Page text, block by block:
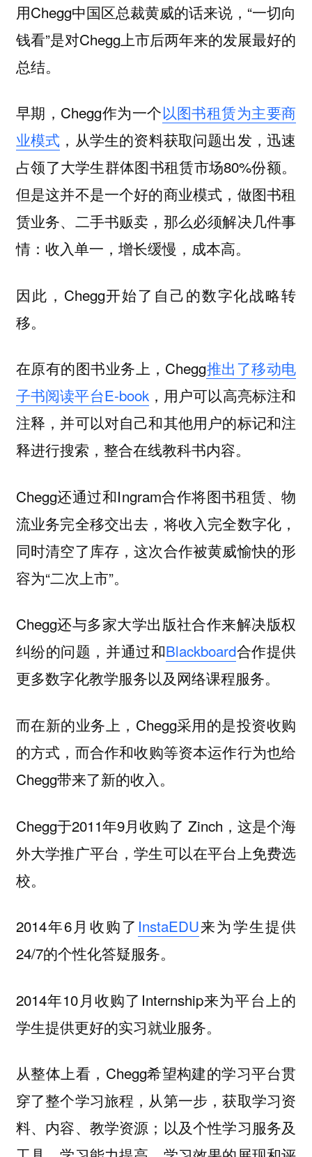
用Chegg中国区总裁黄威的话来说，“一切向
钱看”是对Chegg上市后两年来的发展最好的
总结。
早期，Chegg作为一个以图书租赁为主要商
业模式 ，从学生的资料获取问题出发，迅速
占领了大学生群体图书租赁市场80%份额。
但是这并不是一个好的商业模式，做图书租
赁业务、二手书贩卖，那么必须解决几件事
情： 收入单一，增长缓慢，成本高。
因此，Chegg开始了自己的数字化战略转
移。
在原有的图书业务上， Chegg推出了移动电
子书阅读平台E-book，用户可以高亮标注和
注释，并可以对自己和其他用户的标记和注
释进行搜索，整合在线教科书内容。
Chegg还通过和Ingram合作将图书租赁、物
流业务完全移交出去，将收入完全数字化，
同时清空了库存，这次合作被黄威愉快的形
容为“二次上市”。
Chegg还与多家大学出版社合作来解决版权
纠纷的问题，并通过和Blackboard合作提供
更多数字化教学服务以及网络课程服务。
而在新的业务上，Chegg采用的是投资收购
的方式，而合作和收购等资本运作行为也给
Chegg带来了新的收入 。
Chegg于2011年9月收购了 Zinch，这是个海
外大学推广平台，学生可以在平台上免费选
校。
2014年6月收购了 InstaEDU来为学生提供
24/7的个性化答疑服务。
2014年10月收购了Internship来为平台上的
学生提供更好的实习就业服务。
从整体上看，Chegg希望构建的学习平台贯
穿了整个学习旅程，从第一步，获取学习资
料、内容、教学资源；以及个性学习服务及